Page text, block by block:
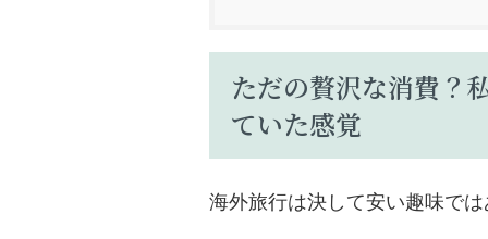
ただの贅沢な消費？
ていた感覚
海外旅行は決して安い趣味で